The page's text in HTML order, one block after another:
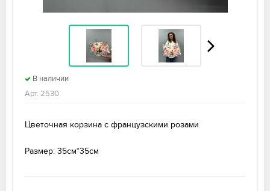
В наличии
Арт. 2530
Цветочная корзина с французскими розами
Размер: 35см*35см